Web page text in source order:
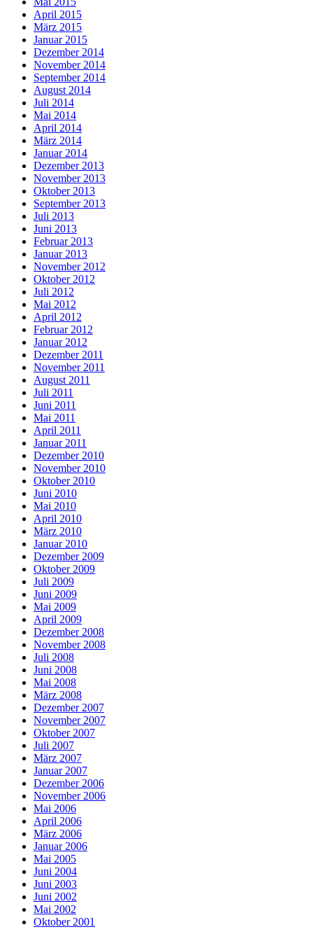
April 2015
März 2015
Januar 2015
Dezember 2014
November 2014
September 2014
August 2014
Juli 2014
Mai 2014
April 2014
März 2014
Januar 2014
Dezember 2013
November 2013
Oktober 2013
September 2013
Juli 2013
Juni 2013
Februar 2013
Januar 2013
November 2012
Oktober 2012
Juli 2012
Mai 2012
April 2012
Februar 2012
Januar 2012
Dezember 2011
November 2011
August 2011
Juli 2011
Juni 2011
Mai 2011
April 2011
Januar 2011
Dezember 2010
November 2010
Oktober 2010
Juni 2010
Mai 2010
April 2010
März 2010
Januar 2010
Dezember 2009
Oktober 2009
Juli 2009
Juni 2009
Mai 2009
April 2009
Dezember 2008
November 2008
Juli 2008
Juni 2008
Mai 2008
März 2008
Dezember 2007
November 2007
Oktober 2007
Juli 2007
März 2007
Januar 2007
Dezember 2006
November 2006
Mai 2006
April 2006
März 2006
Januar 2006
Mai 2005
Juni 2004
Juni 2003
Juni 2002
Mai 2002
Oktober 2001